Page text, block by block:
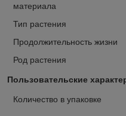
материала
Тип растения
Продолжительность жизни
Род растения
Пользовательские
Количество в упаковке